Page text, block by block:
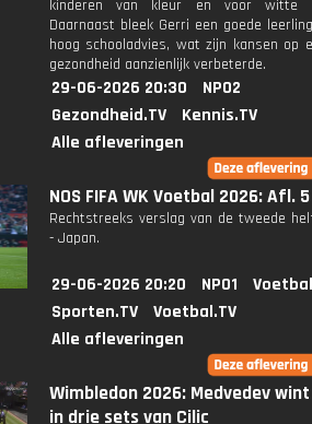
kinderen van kleur en voor witte
Daarnaast bleek Gerri een goede
hoog schooladvies, wat zijn kansen op
gezondheid aanzienlijk verbeterde.
29-06-2026 20:30
NPO2
Gezondheid.TV
Kennis.TV
Alle afleveringen
NOS FIFA WK Voetbal 2026: Afl. 5
Rechtstreeks verslag van de tweede
- Japan.
29-06-2026 20:20 NPO1
Sporten.TV
Voetbal.TV
Alle afleveringen
Wimbledon 2026: Medvedev
in drie sets van Cilic